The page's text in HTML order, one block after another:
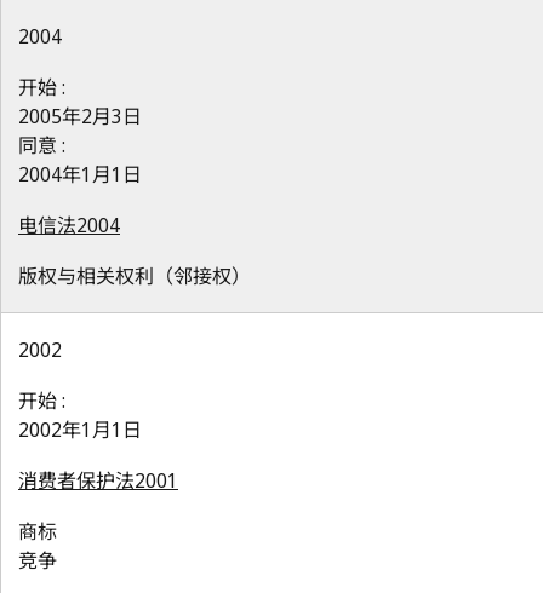
2004
开始 :
2005年2月3日
同意 :
2004年1月1日
电信法2004
版权与相关权利（邻接权）
2002
开始 :
2002年1月1日
消费者保护法2001
商标
竞争